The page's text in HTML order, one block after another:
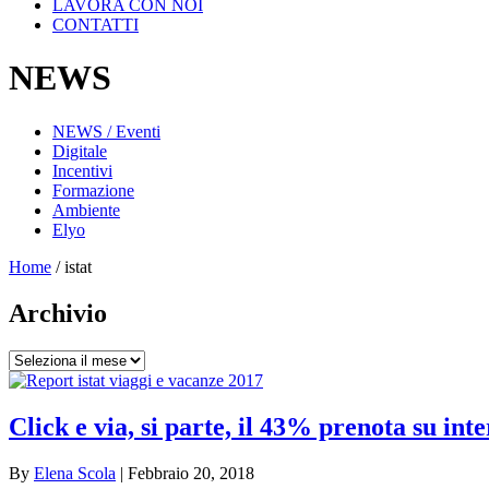
LAVORA CON NOI
CONTATTI
NEWS
NEWS / Eventi
Digitale
Incentivi
Formazione
Ambiente
Elyo
Home /istat
Archivio
Archivio
Click e via, si parte, il 43% prenota su
By Elena Scola | Febbraio 20, 2018